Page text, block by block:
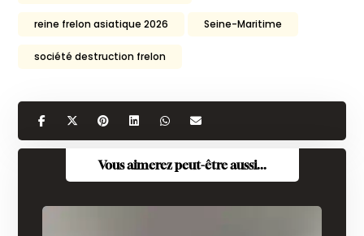
reine frelon asiatique 2026 Seine-Maritime
société destruction frelon
Vous aimerez peut-être aussi...